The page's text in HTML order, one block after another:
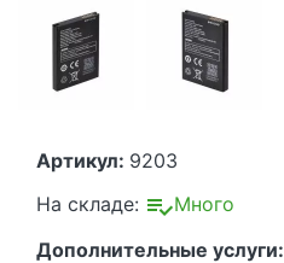
Артикул: 9203
На складе:
Много
Дополнительные услуги: